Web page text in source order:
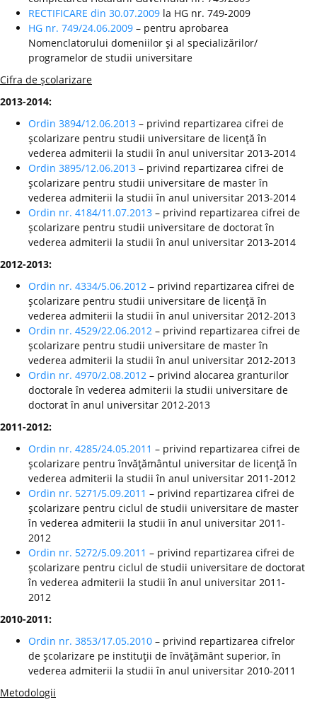
RECTIFICARE din 30.07.2009 la HG nr. 749-2009
HG nr. 749/24.06.2009 – pentru aprobarea
Nomenclatorului domeniilor şi al specializărilor/
programelor de studii universitare
Cifra de şcolarizare
2013-2014:
Ordin 3894/12.06.2013 – privind repartizarea cifrei de
şcolarizare pentru studii universitare de licenţă în
vederea admiterii la studii în anul universitar 2013-2014
Ordin 3895/12.06.2013 – privind repartizarea cifrei de
şcolarizare pentru studii universitare de master în
vederea admiterii la studii în anul universitar 2013-2014
Ordin nr. 4184/11.07.2013 – privind repartizarea cifrei de
şcolarizare pentru studii universitare de doctorat în
vederea admiterii la studii în anul universitar 2013-2014
2012-2013:
Ordin nr. 4334/5.06.2012 – privind repartizarea cifrei de
şcolarizare pentru studii universitare de licenţă în
vederea admiterii la studii în anul universitar 2012-2013
Ordin nr. 4529/22.06.2012 – privind repartizarea cifrei de
şcolarizare pentru studii universitare de master în
vederea admiterii la studii în anul universitar 2012-2013
Ordin nr. 4970/2.08.2012 – privind alocarea granturilor
doctorale în vederea admiterii la studii universitare de
doctorat în anul universitar 2012-2013
2011-2012:
Ordin nr. 4285/24.05.2011 – privind repartizarea cifrei de
şcolarizare pentru învăţământul universitar de licenţă în
vederea admiterii la studii în anul universitar 2011-2012
Ordin nr. 5271/5.09.2011 – privind repartizarea cifrei de
şcolarizare pentru ciclul de studii universitare de master
în vederea admiterii la studii în anul universitar 2011-
2012
Ordin nr. 5272/5.09.2011 – privind repartizarea cifrei de
şcolarizare pentru ciclul de studii universitare de doctorat
în vederea admiterii la studii în anul universitar 2011-
2012
2010-2011:
Ordin nr. 3853/17.05.2010 – privind repartizarea cifrelor
de şcolarizare pe instituţii de învăţământ superior, în
vederea admiterii la studii în anul universitar 2010-2011
Metodologii